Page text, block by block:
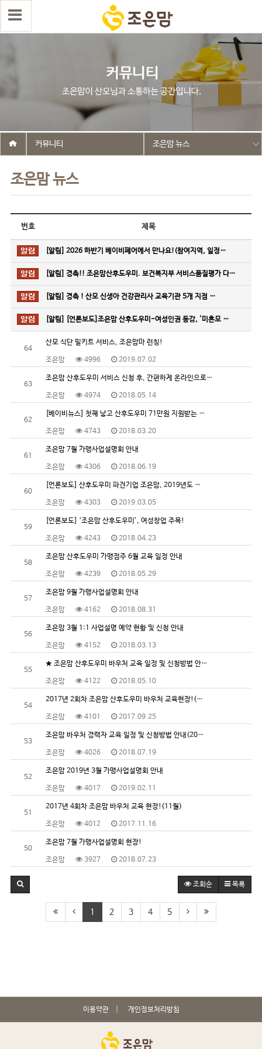
조은맘 뉴스
커뮤니티 조은맘 뉴스
번호 제목
[알림] 2026 하반기 베이비페어에서 만나요!(참여지역, 일정…
[알림] 경축!! 조은맘산후도우미. 보건복지부 서비스품질평가 다…
[알림] 경축 ! 산모 신생아 건강관리사 교육기관 5개 지점 …
[알림] [언론보도]조은맘 산후도우미-여성인권 동감, '미혼모 …
64
산모 식단 밀키트 서비스, 조은맘마 런칭!
조은맘 4996 2019.07.02
63
조은맘 산후도우미 서비스 신청 후, 간편하게 온라인으로…
조은맘 4974 2018.05.14
62
[베이비뉴스] 첫째 낳고 산후도우미 71만원 지원받는 …
조은맘 4743 2018.03.20
61
조은맘 7월 가맹사업설명회 안내
조은맘 4306 2018.06.19
60
[언론보도] 산후도우미 파견기업 조은맘, 2019년도 …
조은맘 4303 2019.03.05
59
[언론보도] ‘조은맘 산후도우미’, 여성창업 주목!
조은맘 4243 2018.04.23
58
조은맘 산후도우미 가맹점주 6월 교육 일정 안내
조은맘 4239 2018.05.29
57
조은맘 9월 가맹사업설명회 안내
조은맘 4162 2018.08.31
56
조은맘 3월 1:1 사업설명 예약 현황 및 신청 안내
조은맘 4152 2018.03.13
55
★ 조은맘 산후도우미 바우처 교육 일정 및 신청방법 안…
조은맘 4122 2018.05.10
54
2017년 2회차 조은맘 산후도우미 바우처 교육현장!(…
조은맘 4101 2017.09.25
53
조은맘 바우처 경력자 교육 일정 및 신청방법 안내(20…
조은맘 4026 2018.07.19
52
조은맘 2019년 3월 가맹사업설명회 안내
조은맘 4017 2019.02.11
51
2017년 4회차 조은맘 바우처 교육 현장!(11월)
조은맘 4012 2017.11.16
50
조은맘 7월 가맹사업설명회 현장!
조은맘 3927 2018.07.23
조회순 목록
1 2 3 4 5
이용약관 개인정보처리방침